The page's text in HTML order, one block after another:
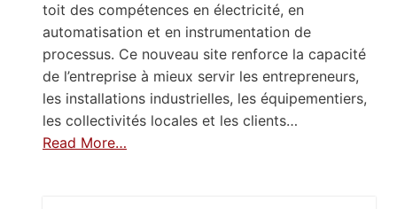
toit des compétences en électricité, en
automatisation et en instrumentation de
processus. Ce nouveau site renforce la capacité
de l’entreprise à mieux servir les entrepreneurs,
les installations industrielles, les équipementiers,
les collectivités locales et les clients…
Read More…